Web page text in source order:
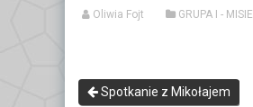
Oliwia Fojt GRUPA I - MISIE
Spotkanie z Mikołajem